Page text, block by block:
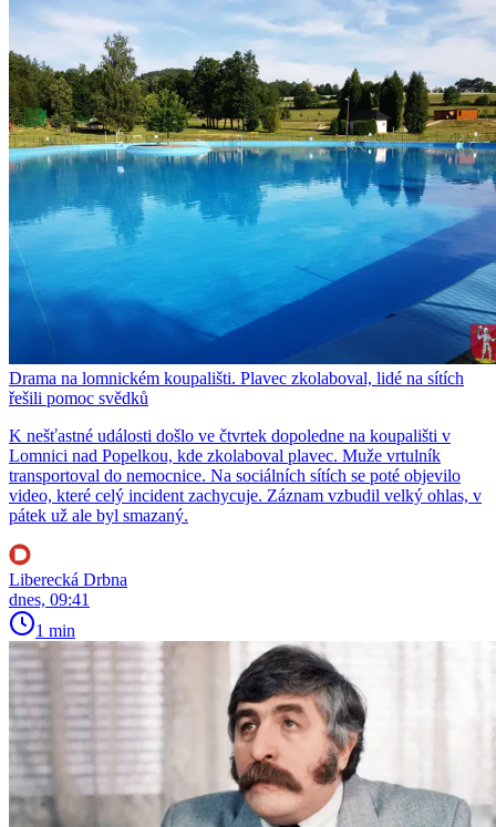
Drama na lomnickém koupališti. Plavec zkolaboval, lidé na sítích
řešili pomoc svědků
K nešťastné události došlo ve čtvrtek dopoledne na koupališti v
Lomnici nad Popelkou, kde zkolaboval plavec. Muže vrtulník
transportoval do nemocnice. Na sociálních sítích se poté objevilo
video, které celý incident zachycuje. Záznam vzbudil velký ohlas, v
pátek už ale byl smazaný.
Liberecká Drbna
dnes, 09:41
1 min